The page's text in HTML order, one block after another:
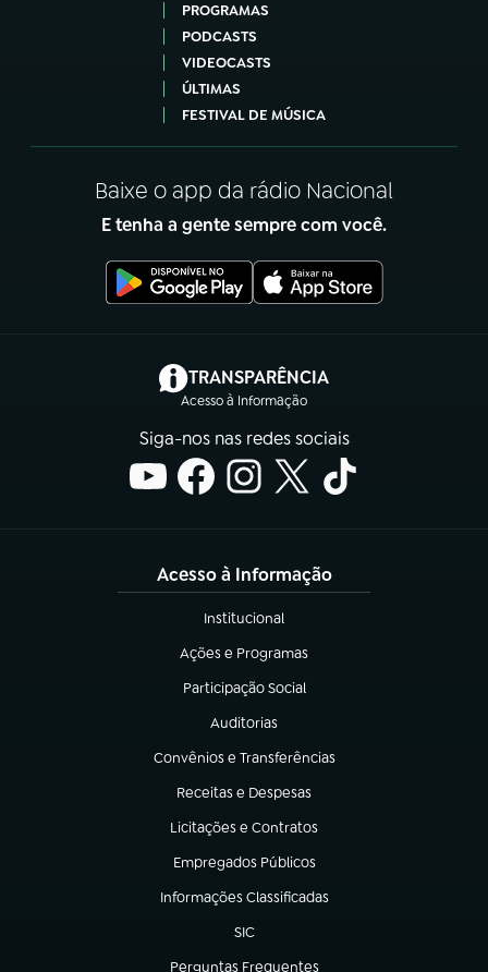
PROGRAMAS
PODCASTS
VIDEOCASTS
ÚLTIMAS
FESTIVAL DE MÚSICA
Baixe o app da rádio Nacional
E tenha a gente sempre com você.
TRANSPARÊNCIA
Acesso à Informação
(abre em nova aba)
Siga-nos nas redes sociais
Acesso à Informação
Institucional
(abre em nova aba)
Ações e Programas
(abre em nova aba)
Participação Social
(abre em nova aba)
Auditorias
(abre em nova aba)
Convênios e Transferências
(abre em nova aba)
Receitas e Despesas
(abre em nova aba)
Licitações e Contratos
(abre em nova aba)
Empregados Públicos
(abre em nova aba)
Informações Classificadas
(abre em nova aba)
SIC
(abre em nova aba)
Perguntas Frequentes